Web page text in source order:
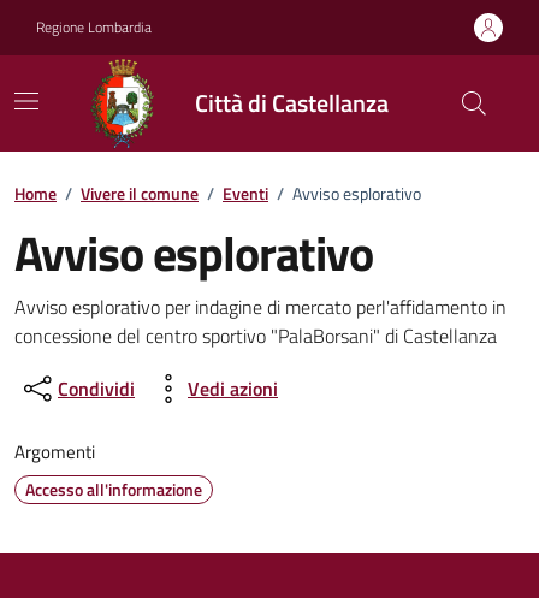
Regione Lombardia
Città di Castellanza
Home / Vivere il comune / Eventi / Avviso esplorativo
Avviso esplorativo
Dettagli della notizia
Avviso esplorativo per indagine di mercato perl'affidamento in
concessione del centro sportivo "PalaBorsani" di Castellanza
Condividi
Vedi azioni
Argomenti
Accesso all'informazione